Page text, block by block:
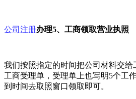
公司注册办理5、工商领取营业执照
我们按照指定的时间把公司材料交给
工商受理单，受理单上也写明5个工
到时间去取照窗口领取即可。